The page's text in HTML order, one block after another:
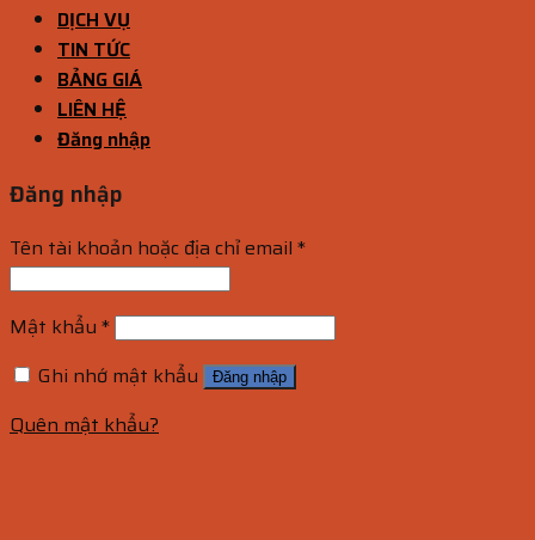
DỊCH VỤ
TIN TỨC
BẢNG GIÁ
LIÊN HỆ
Đăng nhập
Đăng nhập
Tên tài khoản hoặc địa chỉ email *
Mật khẩu *
Ghi nhớ mật khẩu
Đăng nhập
Quên mật khẩu?